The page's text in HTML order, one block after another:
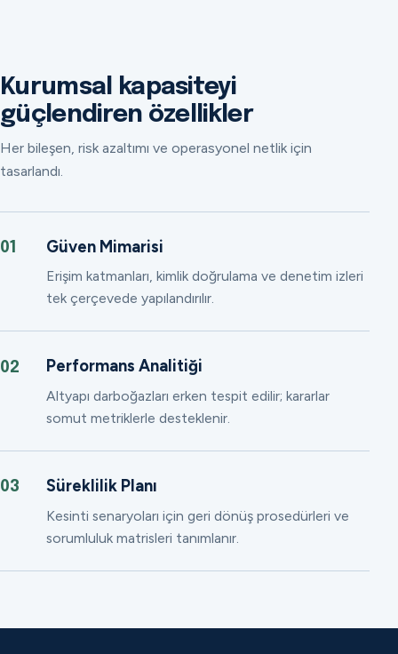
Kurumsal kapasiteyi
güçlendiren özellikler
Her bileşen, risk azaltımı ve operasyonel netlik için
tasarlandı.
01 Güven Mimarisi
Erişim katmanları, kimlik doğrulama ve denetim izleri
tek çerçevede yapılandırılır.
02 Performans Analitiği
Altyapı darboğazları erken tespit edilir; kararlar
somut metriklerle desteklenir.
03 Süreklilik Planı
Kesinti senaryoları için geri dönüş prosedürleri ve
sorumluluk matrisleri tanımlanır.